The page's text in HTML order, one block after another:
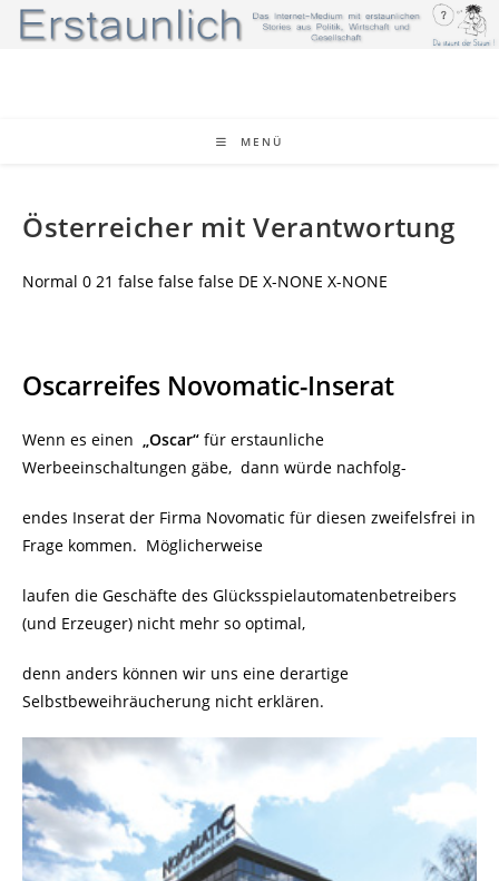
Zum
Inhalt
MENÜ
Österreicher mit Verantwortung
Normal 0 21 false false false DE X-NONE X-NONE
Oscarreifes Novomatic-Inserat
Wenn es einen „Oscar“ für erstaunliche
Werbeeinschaltungen gäbe, dann würde nachfolg-
endes Inserat der Firma Novomatic für diesen zweifelsfrei in
Frage kommen. Möglicherweise
laufen die Geschäfte des Glücksspielautomatenbetreibers
(und Erzeuger) nicht mehr so optimal,
denn anders können wir uns eine derartige
Selbstbeweihräucherung nicht erklären.